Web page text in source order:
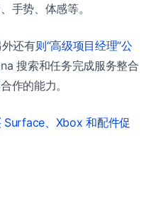
手势、体感等。
还有则“高级项目经理”公
搜索和任务完成服务整合
作的能力。
、Xbox 和配件促